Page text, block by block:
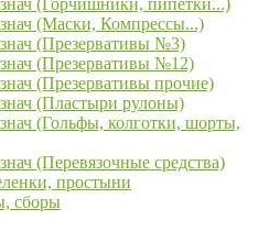
(Горчишники, пипетки...)
(Маски, Компрессы...)
(Презервативы №3)
(Презервативы №12)
(Презервативы прочие)
(Пластыри рулоны)
(Гольфы, колготки, шорты,
(Перевязочные средства)
простыни
сборы